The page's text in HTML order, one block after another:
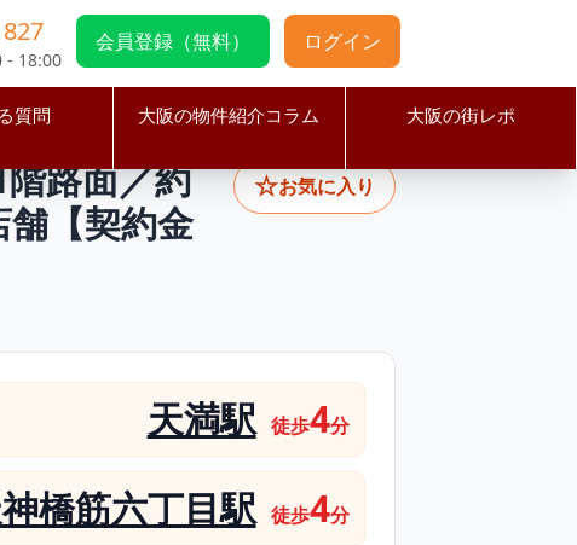
- 18:00
会員登録（無料） ログイン
質問 大阪の物件紹介コラム 大阪の街レポ
店街沿い1階路面／約15.58坪の韓国料理居抜き・営業1年以内の美麗内装
路面／約
【契約金
☆お気に入り
天満駅 徒歩4分
橋筋六丁目駅 徒歩4分